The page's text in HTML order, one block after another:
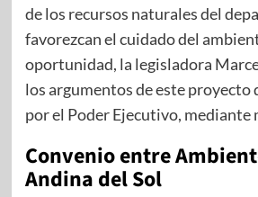
de los recursos naturales del
favorezcan el cuidado del
oportunidad, la legisladora
los argumentos de este proyecto
por el Poder Ejecutivo, mediante
Convenio entre
Andina del Sol